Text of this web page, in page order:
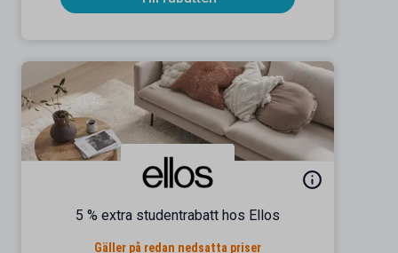
5 % extra studentrabatt hos Ellos
Gäller på redan nedsatta priser